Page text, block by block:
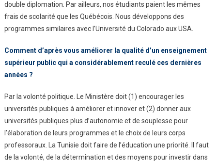
double diplomation. Par ailleurs, nos étudiants paient les mêmes
frais de scolarité que les Québécois. Nous développons des
programmes similaires avec l’Université du Colorado aux USA.
Comment d’après vous améliorer la qualité d’un enseignement
supérieur public qui a considérablement reculé ces dernières
années ?
Par la volonté politique. Le Ministère doit (1) encourager les
universités publiques à améliorer et innover et (2) donner aux
universités publiques plus d’autonomie et de souplesse pour
l’élaboration de leurs programmes et le choix de leurs corps
professoraux. La Tunisie doit faire de l’éducation une priorité. Il faut
de la volonté, de la détermination et des moyens pour investir dans